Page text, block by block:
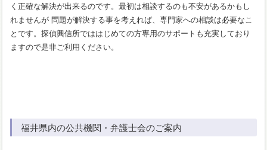
く正確な解決が出来るのです。最初は相談するのも不安があるかもし
れませんが 問題が解決する事を考えれば、専門家への相談は必要なこ
とです。探偵興信所でははじめての方専用のサポートも充実しており
ますので是非ご利用ください。
福井県内の公共機関・弁護士会のご案内